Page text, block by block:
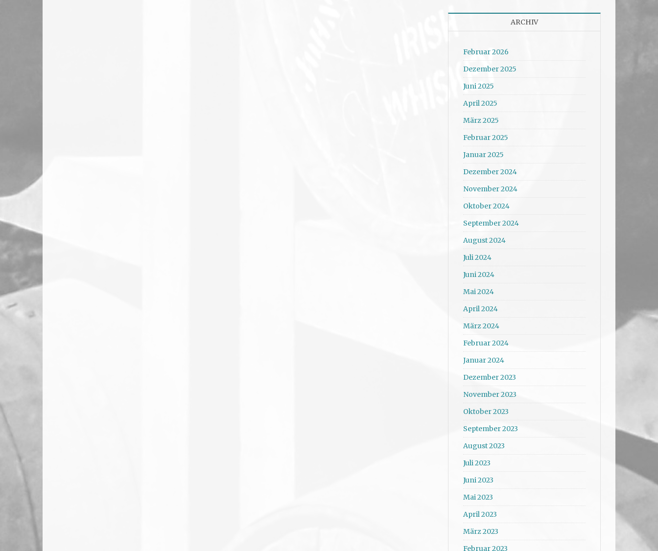
ARCHIV
Februar 2026
Dezember 2025
Juni 2025
April 2025
März 2025
Februar 2025
Januar 2025
Dezember 2024
November 2024
Oktober 2024
September 2024
August 2024
Juli 2024
Juni 2024
Mai 2024
April 2024
März 2024
Februar 2024
Januar 2024
Dezember 2023
November 2023
Oktober 2023
September 2023
August 2023
Juli 2023
Juni 2023
Mai 2023
April 2023
März 2023
Februar 2023